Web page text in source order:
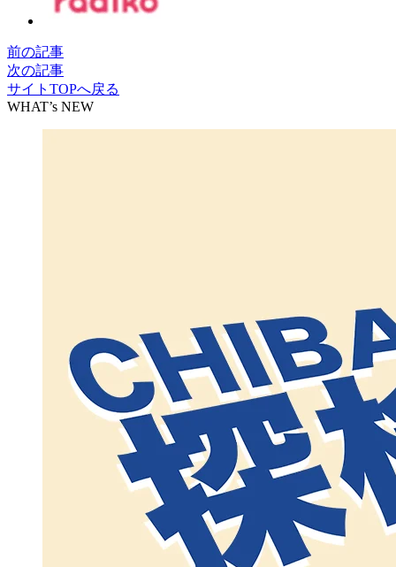
前の記事
次の記事
サイトTOPへ戻る
WHAT’s NEW